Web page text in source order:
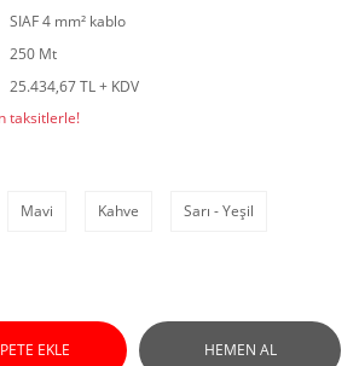
SIAF 4 mm² kablo
250 Mt
25.434,67 TL + KDV
taksitlerle!
Mavi Kahve Sarı - Yeşil
EKLE HEMEN AL